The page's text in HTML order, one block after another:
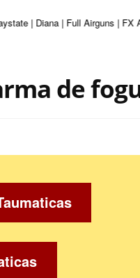
| Diana | Full Airguns | FX
de